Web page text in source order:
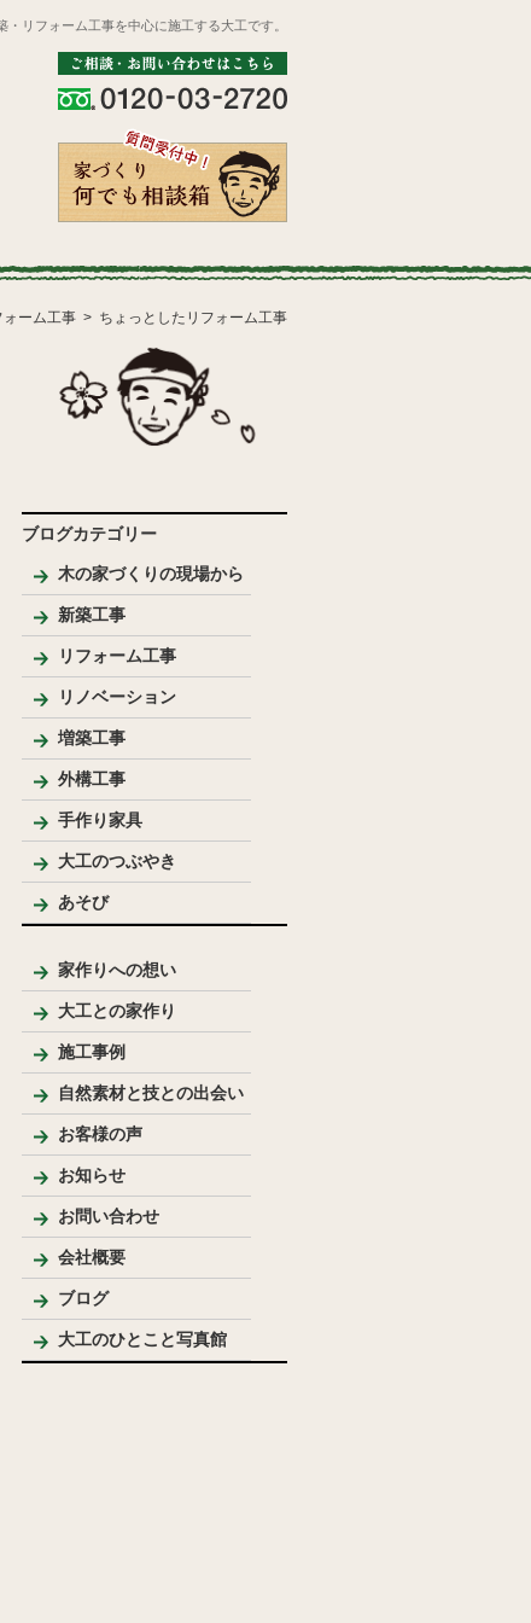
リフォーム工事を中心に施工する大工です。
ーム工事 ちょっとしたリフォーム工事
ブログカテゴリー
木の家づくりの現場から
新築工事
和風住宅
リフォーム工事
リノベーション
増築工事
外構工事
手作り家具
大工のつぶやき
あそび
家作りへの想い
大工との家作り
家づくりの流れとポイント
プレゼンテーション
大工のこだわり
施工事例
新築自然素材を使った家
純和風住宅
洋風住宅
リフォーム
LDK
バス・洗面
トイレ
内装
外まわり
その他
リノベーション
手作り家具
テーブル・座卓等
ベンチ・椅子等
収納棚・家具等
花台・棚板・衝立等
手作りキッチン・洗面台
ウッドデッキ
模型
その他
自然素材と技との出会い
お客様の声
お知らせ
お問い合わせ
会社概要
代表プロフィール
ブログ
大工のひとこと写真館